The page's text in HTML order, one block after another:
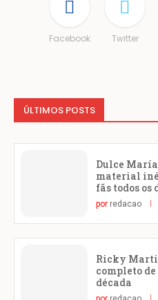
Facebook Twitter
ÚLTIMOS POSTS
Dulce
material
fãs todos os
por redacao
Ricky
completo
década